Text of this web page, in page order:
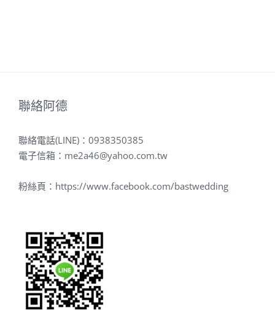
聯絡阿德
聯絡電話(LINE)： 0938350385
電子信箱： me2a46@yahoo.com.tw
粉絲頁： https://www.facebook.com/bastwedding